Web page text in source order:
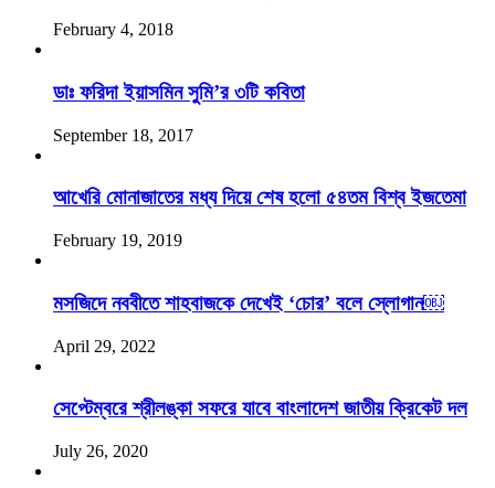
February 4, 2018
ডাঃ ফরিদা ইয়াসমিন সুমি’র ৩টি কবিতা
September 18, 2017
আখেরি মোনাজাতের মধ্য দিয়ে শেষ হলো ৫৪তম বিশ্ব ইজতেমা
February 19, 2019
মসজিদে নববীতে শাহবাজকে দেখেই ‘চোর’ বলে স্লোগান￼
April 29, 2022
সেপ্টেম্বরে শ্রীলঙ্কা সফরে যাবে বাংলাদেশ জাতীয় ক্রিকেট দল
July 26, 2020